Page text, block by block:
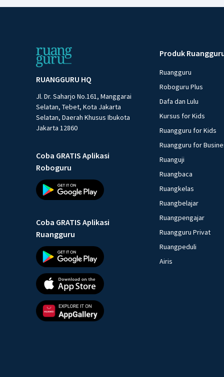
RUANGGURU HQ
Jl. Dr. Saharjo No.161, Manggarai
Selatan, Tebet, Kota Jakarta
Selatan, Daerah Khusus Ibukota
Jakarta 12860
Coba GRATIS Aplikasi
Roboguru
Coba GRATIS Aplikasi
Ruangguru
Produk
Ruangguru
Roboguru Plus
Dafa dan Lulu
Kursus for Kids
Ruangguru for Kids
Ruangguru for
Ruanguji
Ruangbaca
Ruangkelas
Ruangbelajar
Ruangpengajar
Ruangguru Privat
Ruangpeduli
Airis